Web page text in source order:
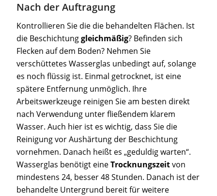
Nach der Auftragung
Kontrollieren Sie die die behandelten Flächen. Ist
die Beschichtunggleichmäßig? Befinden sich
Flecken auf dem Boden? Nehmen Sie
verschüttetes Wasserglas unbedingt auf, solange
es noch flüssig ist. Einmal getrocknet, ist eine
spätere Entfernung unmöglich. Ihre
Arbeitswerkzeuge reinigen Sie am besten direkt
nach Verwendung unter fließendem klarem
Wasser. Auch hier ist es wichtig, dass Sie die
Reinigung vor Aushärtung der Beschichtung
vornehmen. Danach heißt es „geduldig warten“.
Wasserglas benötigt eineTrocknungszeitvon
mindestens 24, besser 48 Stunden. Danach ist der
behandelte Untergrund bereit für weitere